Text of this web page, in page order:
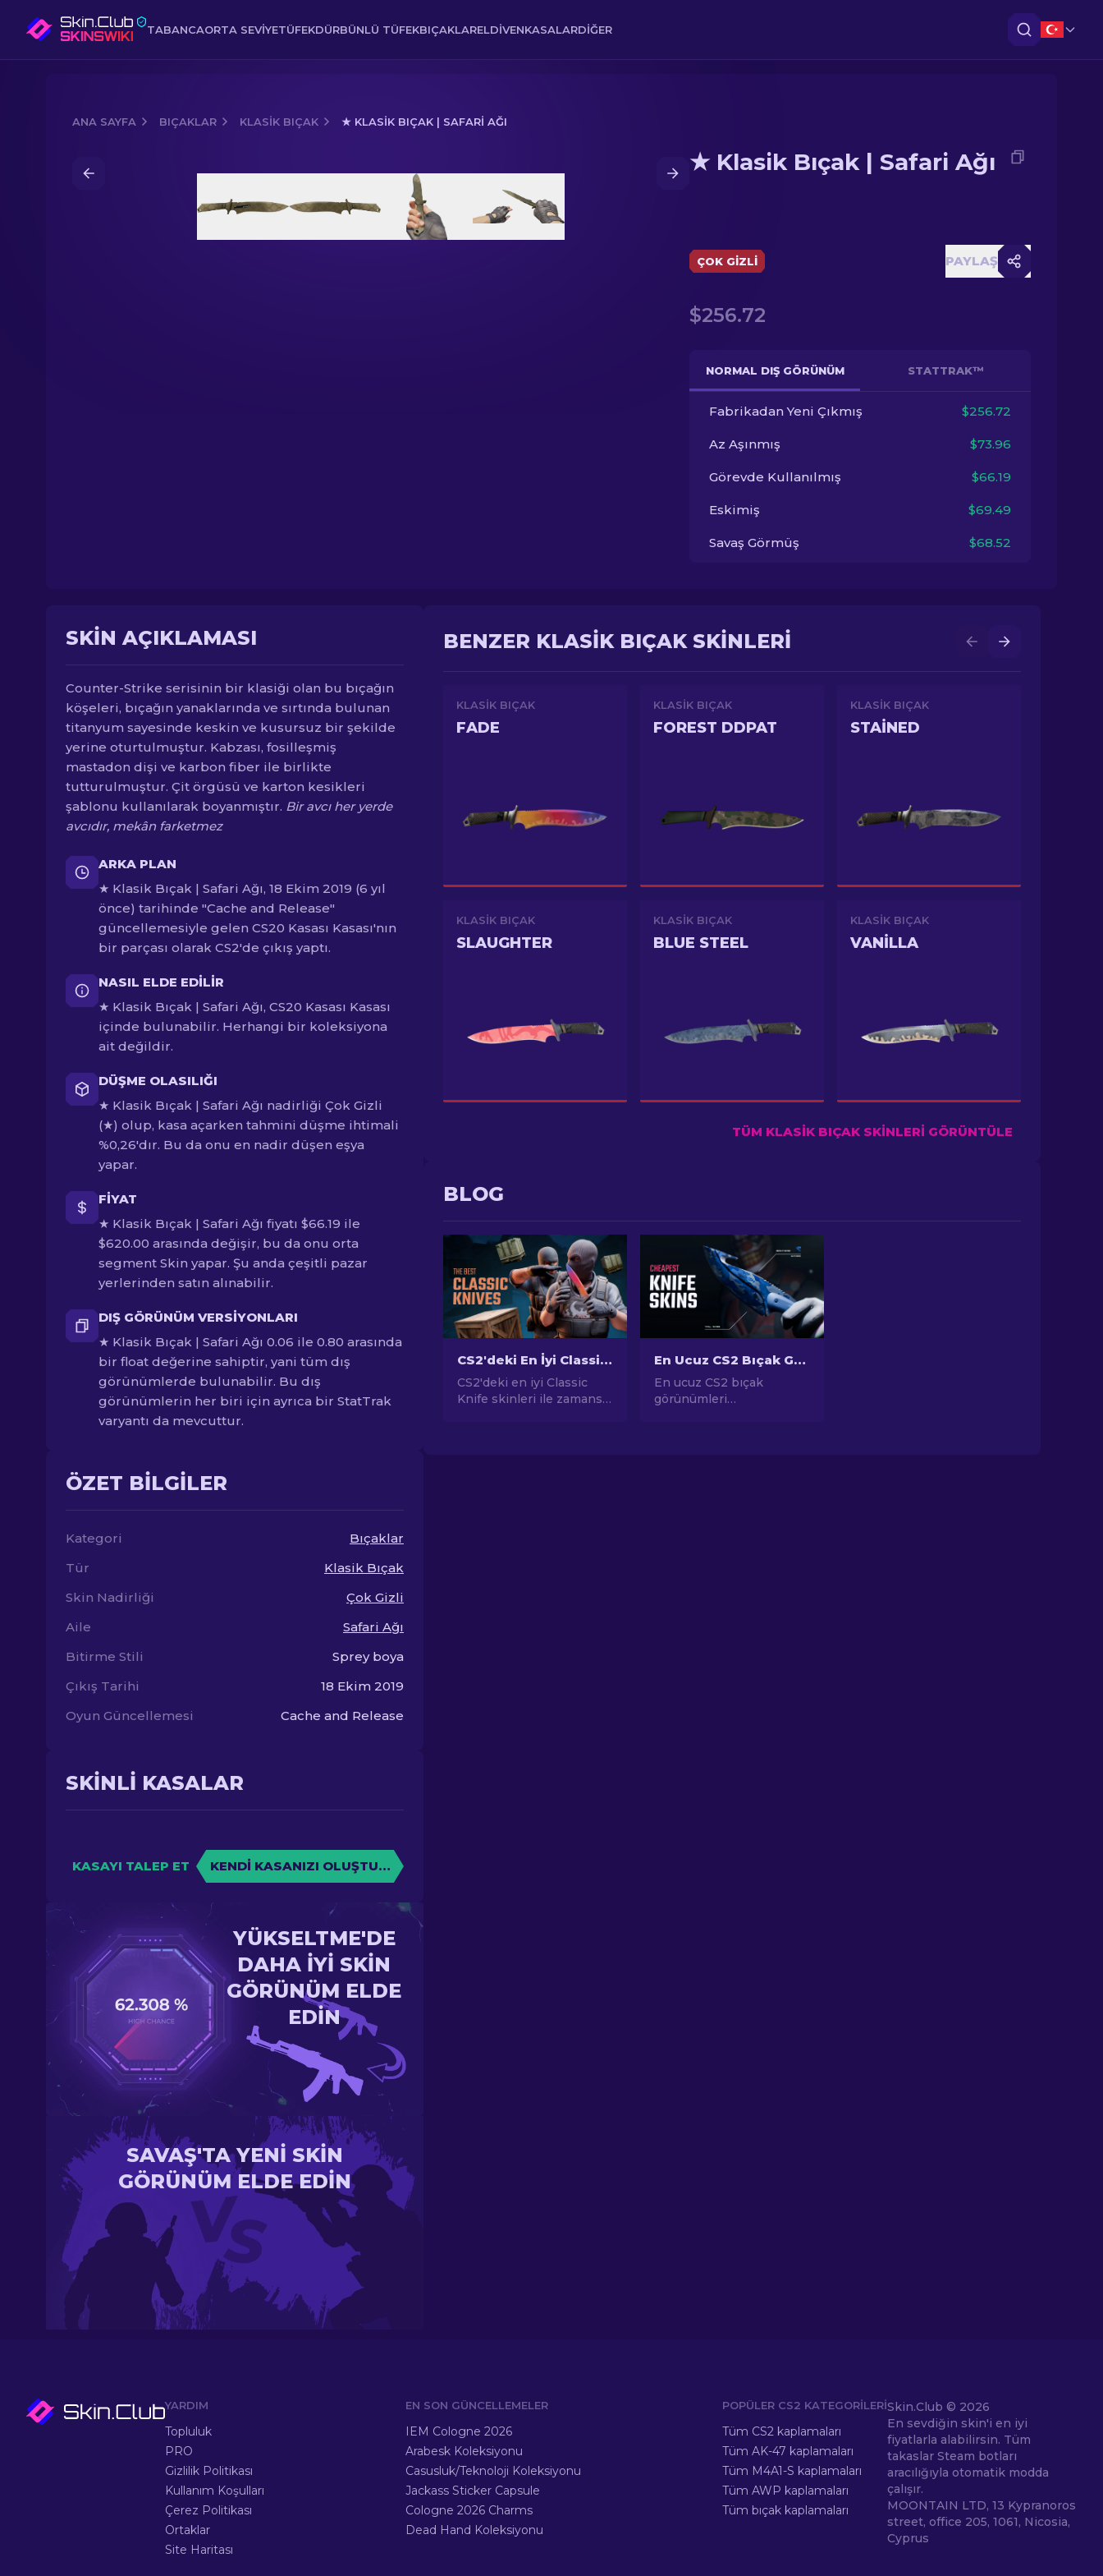
TABANCAORTA SEVIYETÜFEKDÜRBÜNLÜ TÜFEKBIÇAKLARELDIVENKASALARDIĞER
ANA SAYFA BIÇAKLAR KLASIK BIÇAK ★ KLASIK BIÇAK | SAFARI AĞI
★ Klasik Bıçak | Safari Ağı
ÇOK GIZLI PAYLAŞ
$256.72
NORMAL DIŞ GÖRÜNÜM STATTRAK™
Fabrikadan Yeni Çıkmış $256.72
Az Aşınmış $73.96
Görevde Kullanılmış $66.19
Eskimiş $69.49
Savaş Görmüş $68.52
SKIN AÇIKLAMASI
Counter-Strike serisinin bir klasiği olan bu bıçağın
köşeleri, bıçağın yanaklarında ve sırtında bulunan
titanyum sayesinde keskin ve kusursuz bir şekilde
yerine oturtulmuştur. Kabzası, fosilleşmiş
mastadon dişi ve karbon fiber ile birlikte
tutturulmuştur. Çit örgüsü ve karton kesikleri
şablonu kullanılarak boyanmıştır. Bir avcı her yerde
avcıdır, mekân farketmez
ARKA PLAN
★ Klasik Bıçak | Safari Ağı, 18 Ekim 2019 (6 yıl
önce) tarihinde "Cache and Release"
güncellemesiyle gelen CS20 Kasası Kasası'nın
bir parçası olarak CS2'de çıkış yaptı.
NASIL ELDE EDILIR
★ Klasik Bıçak | Safari Ağı, CS20 Kasası Kasası
içinde bulunabilir. Herhangi bir koleksiyona
ait değildir.
DÜŞME OLASILIĞI
★ Klasik Bıçak | Safari Ağı nadirliği Çok Gizli
(★) olup, kasa açarken tahmini düşme ihtimali
%0,26'dır. Bu da onu en nadir düşen eşya
yapar.
FIYAT
★ Klasik Bıçak | Safari Ağı fiyatı $66.19 ile
$620.00 arasında değişir, bu da onu orta
segment Skin yapar. Şu anda çeşitli pazar
yerlerinden satın alınabilir.
DIŞ GÖRÜNÜM VERSIYONLARI
★ Klasik Bıçak | Safari Ağı 0.06 ile 0.80 arasında
bir float değerine sahiptir, yani tüm dış
görünümlerde bulunabilir. Bu dış
görünümlerin her biri için ayrıca bir StatTrak
varyantı da mevcuttur.
ÖZET BILGILER
Kategori
Bıçaklar
Tür
Klasik Bıçak
Skin Nadirliği
Çok Gizli
Aile
Safari Ağı
Bitirme Stili
Sprey boya
Çıkış Tarihi
18 Ekim 2019
Oyun Güncellemesi
Cache and Release
SKINLI KASALAR
KASAYI TALEP ET KENDI KASANIZI OLUŞTURUN
YÜKSELTME'DE
DAHA IYI SKIN
GÖRÜNÜM ELDE
EDIN
SAVAŞ'TA YENI SKIN
GÖRÜNÜM ELDE EDIN
BENZER KLASIK BIÇAK SKINLERI
KLASIK BIÇAK
FADE
KLASIK BIÇAK
FOREST DDPAT
KLASIK BIÇAK
STAINED
KLASIK BIÇAK
SLAUGHTER
KLASIK BIÇAK
BLUE STEEL
KLASIK BIÇAK
VANILLA
TÜM KLASIK BIÇAK SKINLERI GÖRÜNTÜLE
BLOG
CS2'deki En İyi Classic Knife Skinleri [2026]
CS2'deki en iyi Classic
Knife skinleri ile zamansız
En Ucuz CS2 Bıçak Görünümleri [2026]
En ucuz CS2 bıçak
görünümleri
YARDIM
Topluluk
PRO
Gizlilik Politikası
Kullanım Koşulları
Çerez Politikası
Ortaklar
Site Haritası
EN SON GÜNCELLEMELER
IEM Cologne 2026
Arabesk Koleksiyonu
Casusluk/Teknoloji Koleksiyonu
Jackass Sticker Capsule
Cologne 2026 Charms
Dead Hand Koleksiyonu
POPÜLER CS2 KATEGORILERI
Tüm CS2 kaplamaları
Tüm AK-47 kaplamaları
Tüm M4A1-S kaplamaları
Tüm AWP kaplamaları
Tüm bıçak kaplamaları
Skin.Club © 2026
En sevdiğin skin'i en iyi
fiyatlarla alabilirsin. Tüm
takaslar Steam botları
aracılığıyla otomatik modda
çalışır.
MOONTAIN LTD, 13 Kypranoros
street, office 205, 1061, Nicosia,
Cyprus